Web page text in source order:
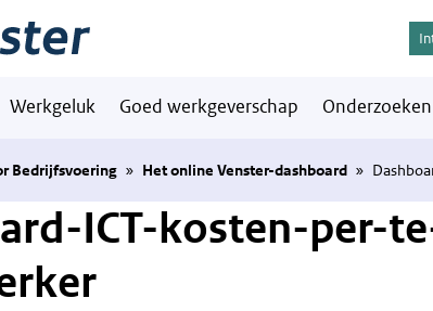
Werkgeluk Goed werkgeverschap Onderzoeken
Bedrijfsvoering » Het online Venster-dashboard »
ICT-kosten-per-